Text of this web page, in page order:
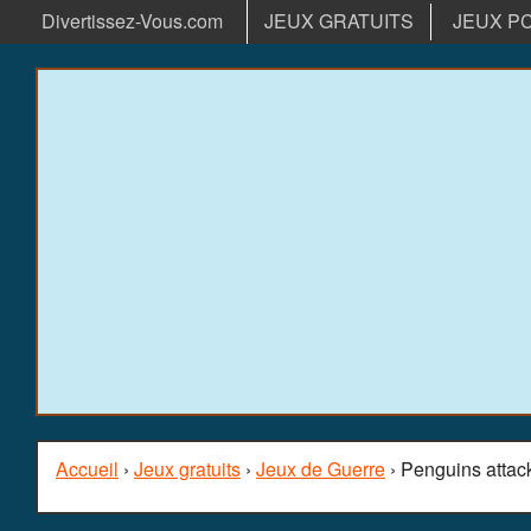
Divertissez-Vous.com JEUX GRATUITS JEUX
Accueil › Jeux gratuits › Jeux de Guerre › Penguins